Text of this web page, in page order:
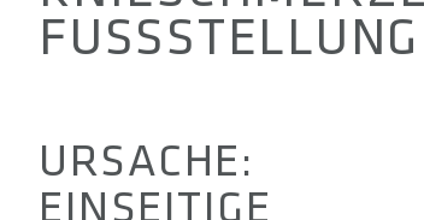
FUSSSTELLUNG
URSACHE: